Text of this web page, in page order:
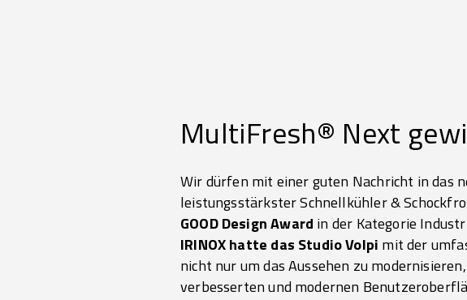
MultiFresh® Next
Wir dürfen mit einer guten Nachricht in das
leistungsstärkster Schnellkühler &
GOOD Design Award in der Kategorie
IRINOX hatte das Studio Volpi mit der
nicht nur um das Aussehen zu
verbesserten und modernen